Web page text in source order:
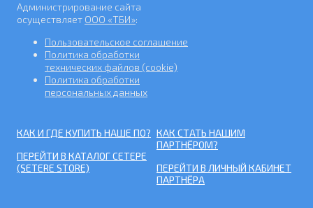
Администрирование сайта
осуществляет ООО «ТБИ»:
Пользовательское соглашение
Политика обработки
технических файлов (cookie)
Политика обработки
персональных данных
КАК И ГДЕ КУПИТЬ НАШЕ ПО?
ПЕРЕЙТИ В КАТАЛОГ СЕТЕРЕ
(SETERE STORE)
КАК СТАТЬ НАШИМ
ПАРТНЁРОМ?
ПЕРЕЙТИ В ЛИЧНЫЙ КАБИНЕТ
ПАРТНЁРА